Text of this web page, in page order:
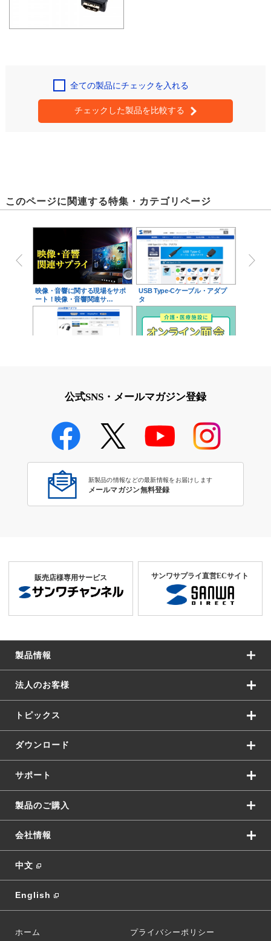
全ての製品にチェックを入れる
チェックした製品を比較する
このページに関連する特集・カテゴリページ
映像・音響に関する現場をサポ
ート！映像・音響関連サ…
USB Type-Cケーブル・アダプ
タ
USB3.1ケーブル・アダプタ
公式SNS・メールマガジン登録
新製品の情報などの最新情報をお届けします
メールマガジン無料登録
販売店様専用サービス サンワサプライ直営ECサイト
製品情報
法人のお客様
トピックス
ダウンロード
サポート
製品のご購入
会社情報
中文
English
ホーム プライバシーポリシー